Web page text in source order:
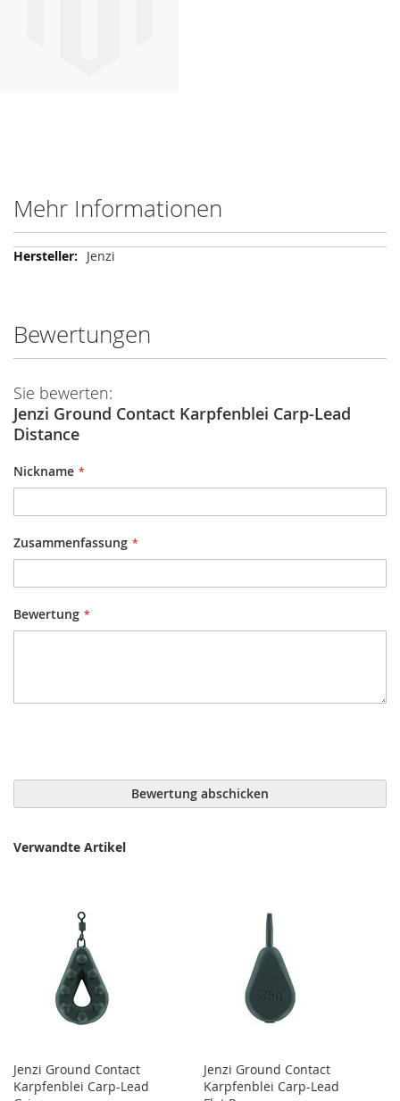
Mehr Informationen
Mehr
Jenzi
Bewertungen
Sie bewerten:
Jenzi Ground Contact Karpfenblei Carp-Lead
Distance
Nickname
Zusammenfassung
Bewertung
Bewertung abschicken
Verwandte Artikel
Jenzi Ground Contact
Karpfenblei Carp-Lead
Jenzi Ground Contact
Karpfenblei Carp-Lead